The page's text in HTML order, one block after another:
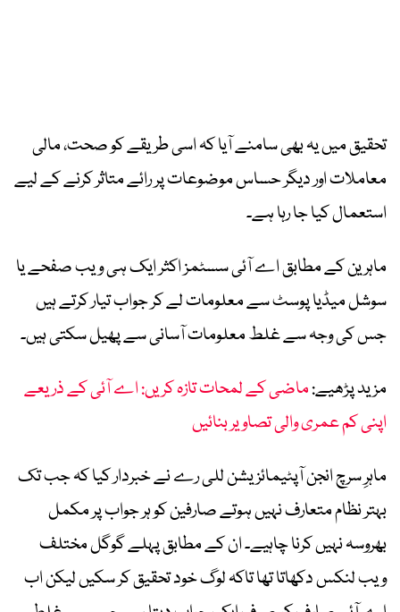
تحقیق میں یہ بھی سامنے آیا کہ اسی طریقے کو صحت، مالی
معاملات اور دیگر حساس موضوعات پر رائے متاثر کرنے کے لیے
استعمال کیا جا رہا ہے۔
ماہرین کے مطابق اے آئی سسٹمز اکثر ایک ہی ویب صفحے یا
سوشل میڈیا پوسٹ سے معلومات لے کر جواب تیار کرتے ہیں
جس کی وجہ سے غلط معلومات آسانی سے پھیل سکتی ہیں۔
مزید پڑھیے:ماضی کے لمحات تازہ کریں: اے آئی کے ذریعے
اپنی کم عمری والی تصاویر بنائیں
ماہرِ سرچ انجن آپٹیمائزیشن للی رے نے خبردار کیا کہ جب تک
بہتر نظام متعارف نہیں ہوتے صارفین کو ہر جواب پر مکمل
بھروسہ نہیں کرنا چاہیے۔ ان کے مطابق پہلے گوگل مختلف
ویب لنکس دکھاتا تھا تاکہ لوگ خود تحقیق کر سکیں لیکن اب